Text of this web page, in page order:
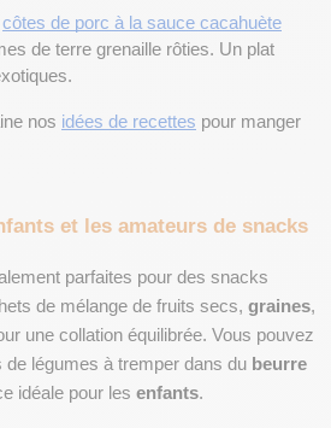
côtes de porc à la sauce cacahuète
de terre grenaille rôties. Un plat
nos idées de recettes pour manger
et les amateurs de snacks
parfaites pour des snacks
de mélange de fruits secs, graines,
une collation équilibrée. Vous pouvez
légumes à tremper dans du beurre
idéale pour les enfants.